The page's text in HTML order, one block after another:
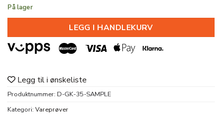
På lager
LEGG I HANDLEKURV
Legg til i ønskeliste
Produktnummer: D-GK-35-SAMPLE
Kategori: Vareprøver